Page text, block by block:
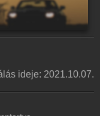
ideje: 2021.10.07.